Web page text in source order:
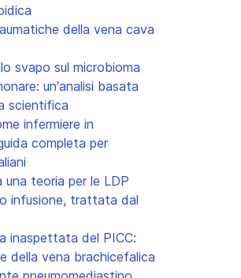
della vena cava
svapo sul microbioma
un'analisi basata
scientifica
infermiere in
completa per
una teoria per le LDP
infusione, trattata dal
inaspettata del PICC:
della vena brachicefalica